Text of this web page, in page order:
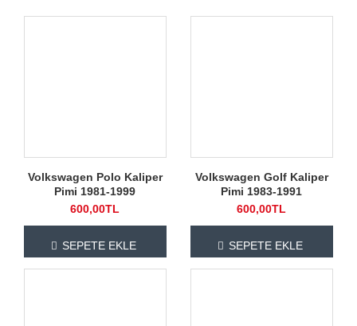
Volkswagen Polo Kaliper
Pimi 1981-1999
600,00TL
SEPETE EKLE
Volkswagen Golf Kaliper
Pimi 1983-1991
600,00TL
SEPETE EKLE